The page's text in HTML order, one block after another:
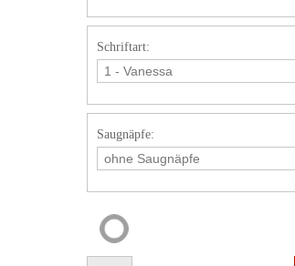
Schriftart:
Saugnäpfe: